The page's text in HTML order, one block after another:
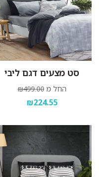
סט מצעים דגם ליבי
החל מ ₪499.00
₪224.55